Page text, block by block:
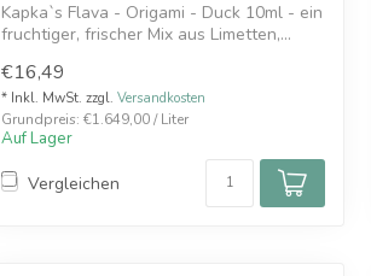
Kapka`s Flava - Origami - Duck 10ml - ein
fruchtiger, frischer Mix aus Limetten,...
€16,49
* Inkl. MwSt. zzgl. Versandkosten
Grundpreis: €1.649,00 / Liter
Auf Lager
Vergleichen